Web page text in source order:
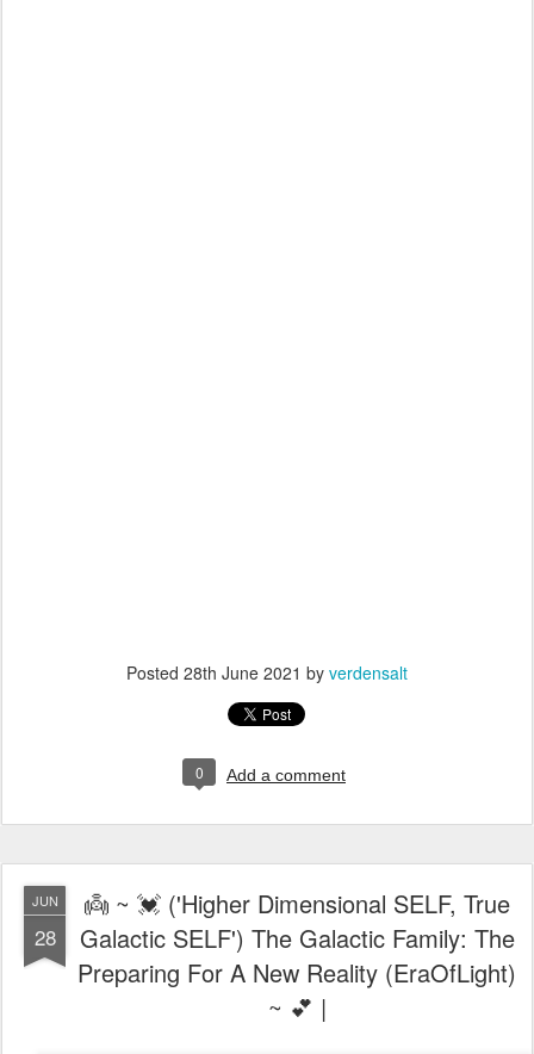
Posted 28th June 2021 by verdensalt
0 Add a comment
JUN
28
👼 ~ 💓 ('Higher Dimensional SELF, True
Galactic SELF') The Galactic Family: The
Preparing For A New Reality (EraOfLight)
~ 💕 |